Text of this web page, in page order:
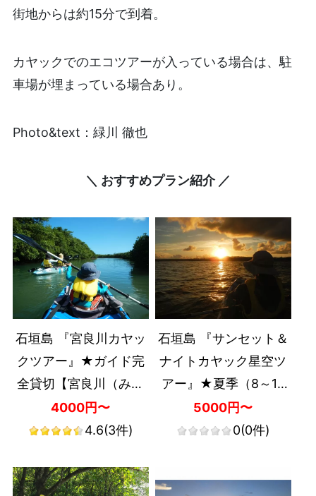
街地からは約15分で到着。
カヤックでのエコツアーが入っている場合は、駐
車場が埋まっている場合あり。
Photo&text：緑川 徹也
＼ おすすめプラン紹介 ／
石垣島 『宮良川カヤッ
クツアー』★ガイド完
全貸切【宮良川（みや
ら）開催・約2時間半・
0歳以上・1名可・島内
4000円〜
4.6(3件)
石垣島 『サンセット＆
ナイトカヤック星空ツ
アー』★夏季（8～10
月開催）限定【宮良川
（みやら）開催・約2時
5000円〜
0(0件)